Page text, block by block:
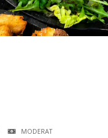
MODERAT